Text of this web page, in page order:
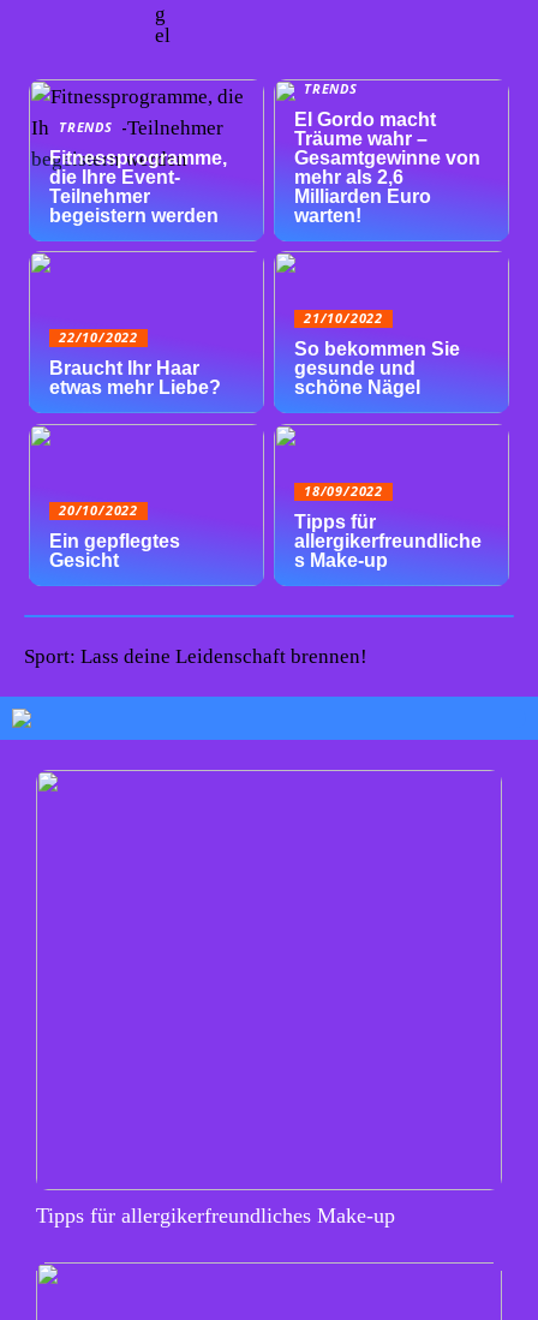
g
el
TRENDS
Fitnessprogramme,
die Ihre Event-
Teilnehmer
begeistern werden
TRENDS
El Gordo macht
Träume wahr –
Gesamtgewinne von
mehr als 2,6
Milliarden Euro
warten!
22/10/2022
Braucht Ihr Haar
etwas mehr Liebe?
21/10/2022
So bekommen Sie
gesunde und
schöne Nägel
20/10/2022
Ein gepflegtes
Gesicht
18/09/2022
Tipps für
allergikerfreundliche
s Make-up
Sport: Lass deine Leidenschaft brennen!
Tipps für allergikerfreundliches Make-up